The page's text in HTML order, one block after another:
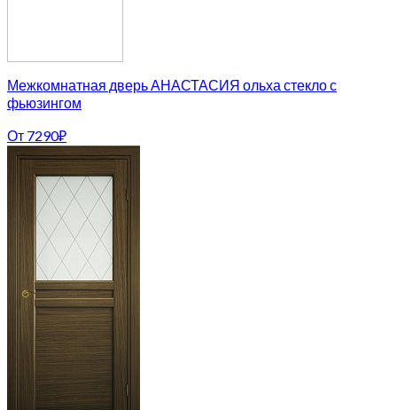
Межкомнатная дверь АНАСТАСИЯ ольха стекло с
фьюзингом
От 7290₽